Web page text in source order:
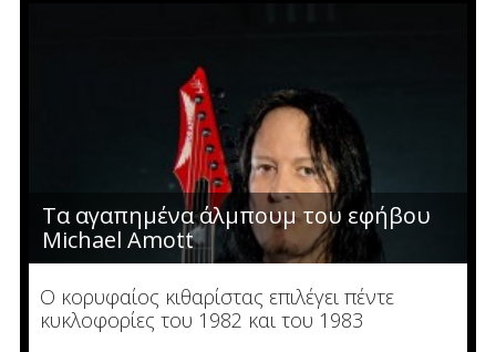
Τα αγαπημένα άλμπουμ του εφήβου
Μichael Αmott
Ο κορυφαίος κιθαρίστας επιλέγει πέντε
κυκλοφορίες του 1982 και του 1983